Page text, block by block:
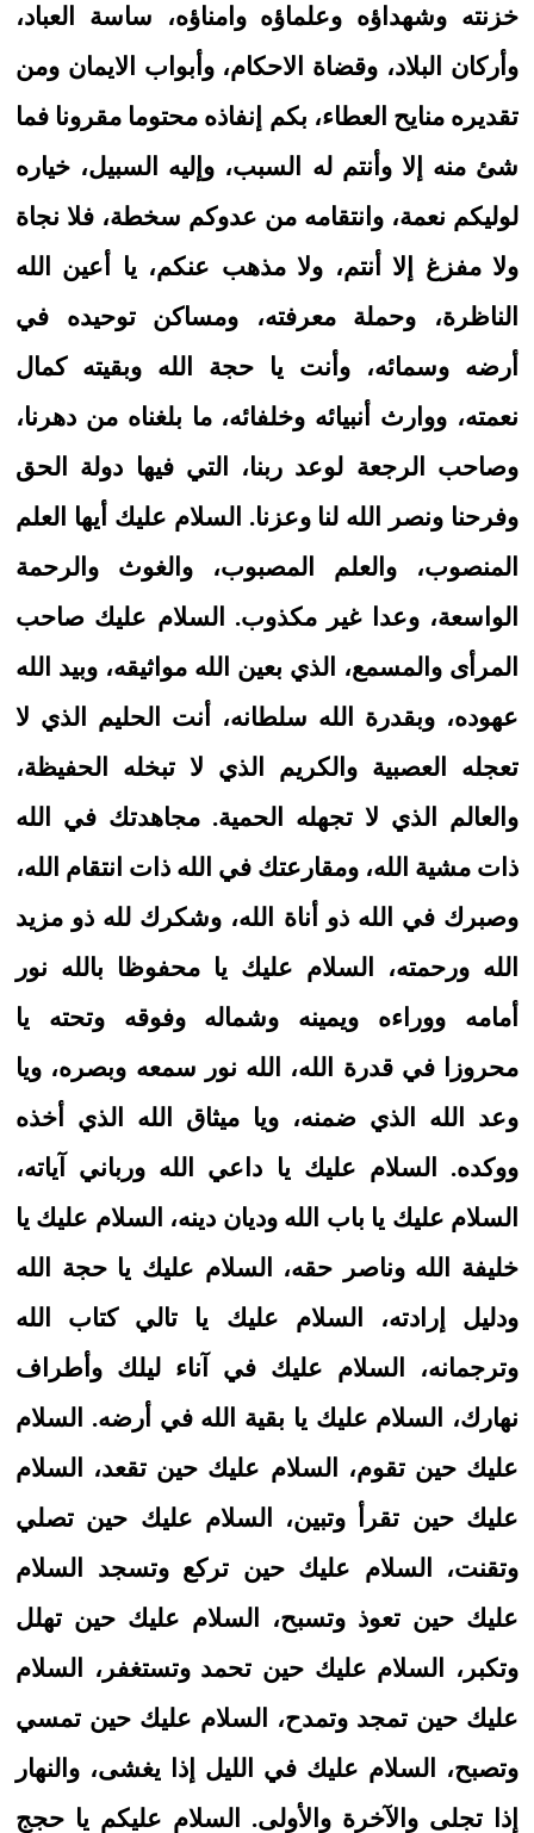
خزنته وشهداؤه وعلماؤه وامناؤه، ساسة العباد،
وأركان البلاد، وقضاة الاحكام، وأبواب الايمان ومن
تقديره منايح العطاء، بكم إنفاذه محتوما مقرونا فما
شئ منه إلا وأنتم له السبب، وإليه السبيل، خياره
لوليكم نعمة، وانتقامه من عدوكم سخطة، فلا نجاة
ولا مفزغ إلا أنتم، ولا مذهب عنكم، يا أعين الله
الناظرة، وحملة معرفته، ومساكن توحيده في
أرضه وسمائه، وأنت يا حجة الله وبقيته كمال
نعمته، ووارث أنبيائه وخلفائه، ما بلغناه من دهرنا،
وصاحب الرجعة لوعد ربنا، التي فيها دولة الحق
وفرحنا ونصر الله لنا وعزنا. السلام عليك أيها العلم
المنصوب، والعلم المصبوب، والغوث والرحمة
الواسعة، وعدا غير مكذوب. السلام عليك صاحب
المرأى والمسمع، الذي بعين الله مواثيقه، وبيد الله
عهوده، وبقدرة الله سلطانه، أنت الحليم الذي لا
تعجله العصبية والكريم الذي لا تبخله الحفيظة،
والعالم الذي لا تجهله الحمية. مجاهدتك في الله
ذات مشية الله، ومقارعتك في الله ذات انتقام الله،
وصبرك في الله ذو أناة الله، وشكرك لله ذو مزيد
الله ورحمته، السلام عليك يا محفوظا بالله نور
أمامه ووراءه ويمينه وشماله وفوقه وتحته يا
محروزا في قدرة الله، الله نور سمعه وبصره، ويا
وعد الله الذي ضمنه، ويا ميثاق الله الذي أخذه
ووكده. السلام عليك يا داعي الله ورباني آياته،
السلام عليك يا باب الله وديان دينه، السلام عليك يا
خليفة الله وناصر حقه، السلام عليك يا حجة الله
ودليل إرادته، السلام عليك يا تالي كتاب الله
وترجمانه، السلام عليك في آناء ليلك وأطراف
نهارك، السلام عليك يا بقية الله في أرضه. السلام
عليك حين تقوم، السلام عليك حين تقعد، السلام
عليك حين تقرأ وتبين، السلام عليك حين تصلي
وتقنت، السلام عليك حين تركع وتسجد السلام
عليك حين تعوذ وتسبح، السلام عليك حين تهلل
وتكبر، السلام عليك حين تحمد وتستغفر، السلام
عليك حين تمجد وتمدح، السلام عليك حين تمسي
وتصبح، السلام عليك في الليل إذا يغشى، والنهار
إذا تجلى والآخرة والأولى. السلام عليكم يا حجج